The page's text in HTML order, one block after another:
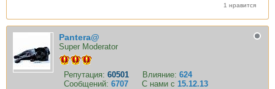
1 нравится
Pantera@
Super Moderator
Репутация: 60501 Влияние: 624
Сообщений: 6707 С нами с 15.12.13